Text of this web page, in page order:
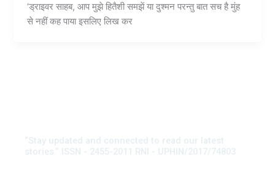
‘ड्राइवर साहब, आप मुझे हितैशी समझें या दुश्मन परन्तु बात सच है मुंह
से नहीं कह पाया इसलिए लिख कर
“Stay updated and connected to read our latest
stories.” ISSN - 2455-2011 RNI - UPHIN/2017/74803